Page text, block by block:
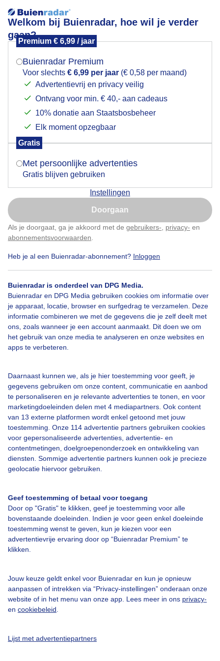
Welkom bij Buienradar, hoe wil je verder
gaan?
Premium € 6,99 / jaar
Buienradar Premium
Voor slechts € 6,99 per jaar (€ 0,58 per maand)
Advertentievrij en privacy veilig
Ontvang voor min. € 40,- aan cadeaus
10% donatie aan Staatsbosbeheer
Elk moment opzegbaar
Gratis
Met persoonlijke advertenties
Gratis blijven gebruiken
Instellingen
Doorgaan
Als je doorgaat, ga je akkoord met de gebruikers- privacy- en
abonnementsvoorwaarden
Heb je al een Buienradar-abonnement? Inloggen
Buienradar is onderdeel van DPG Media.
Buienradar en DPG Media gebruiken cookies om informatie over
je apparaat, locatie, browser en surfgedrag te verzamelen. Deze
informatie combineren we met de gegevens die je zelf deelt met
ons, zoals wanneer je een account aanmaakt. Dit doen we om
het gebruik van onze media te analyseren en onze websites en
apps te verbeteren.
Daarnaast kunnen we, als je hier toestemming voor geeft, je
gegevens gebruiken om onze content, communicatie en aanbod
te personaliseren en je relevante advertenties te tonen, en voor
marketingdoeleinden delen met 4 mediapartners. Ook content
van 13 externe platformen wordt enkel getoond met jouw
toestemming. Onze 114 advertentie partners gebruiken cookies
voor gepersonaliseerde advertenties, advertentie- en
contentmetingen, doelgroepenonderzoek en ontwikkeling van
diensten. Sommige advertentie partners kunnen ook je precieze
geolocatie hiervoor gebruiken.
Geef toestemming of betaal voor toegang
Door op "Gratis" te klikken, geef je toestemming voor alle
bovenstaande doeleinden. Indien je voor geen enkel doeleinde
toestemming wenst te geven, kun je kiezen voor een
advertentievrije ervaring door op “Buienradar Premium” te
klikken.
Jouw keuze geldt enkel voor Buienradar en kun je opnieuw
aanpassen of intrekken via “Privacy-instellingen” onderaan onze
website of in het menu van onze app. Lees meer in ons privacy-
en cookiebeleid
Lijst met advertentiepartners
Vandaag nog winters plaatje.
Winter en sneeuw.
Sneeuw Hek Winter
Bekijk slideshow
Een moment geduld aub...
Bedrijfsgegevens
Veelgestelde vragen
Contact
Adverteren
Buienradar Team
Cookie beleid
Mogen we je locatie gebruiken voor het
Indien je hier nog geen akkoord op hebt gegeven,
verschijnt er zo een pop-up uit je browser waarin
Is goed, toon de popup
Nu niet, misschien later
Klik hierom dit aan te passen